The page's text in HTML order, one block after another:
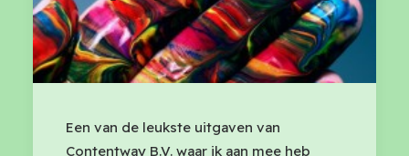
Een van de leukste uitgaven van
Contentway B.V. waar ik aan mee heb